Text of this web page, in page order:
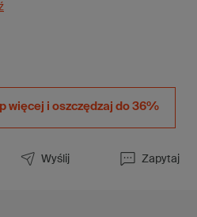
więcej i oszczędzaj do 36%
Wyślij Zapytaj